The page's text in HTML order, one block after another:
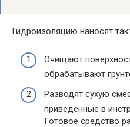
Гидроизоляцию наносят так:
Очищают
обрабатывают
Разводят сухую
приведенные в
Готовое средство